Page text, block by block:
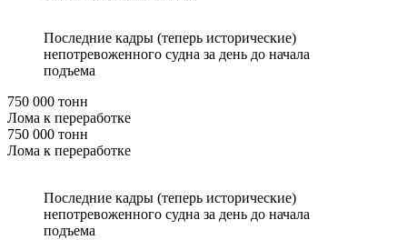
Последние кадры (теперь исторические)
непотревоженного судна за день до начала
подъема
750 000 тонн
Лома к переработке
750 000 тонн
Лома к переработке
Последние кадры (теперь исторические)
непотревоженного судна за день до начала
подъема